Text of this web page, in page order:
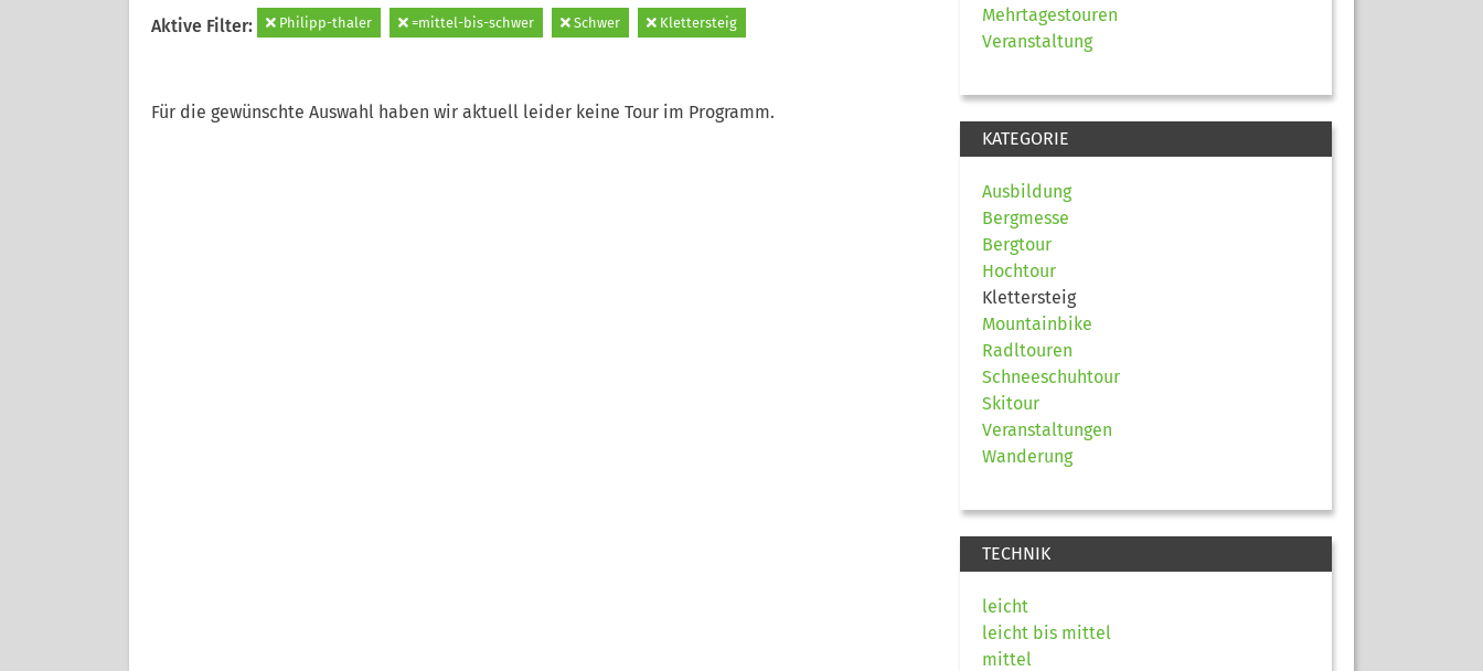
Aktive Filter: Philipp-thaler =mittel-bis-schwer Schwer Klettersteig
Für die gewünschte Auswahl haben wir aktuell leider keine Tour im Programm.
Mehrtagestouren
Veranstaltung
KATEGORIE
Ausbildung
Bergmesse
Bergtour
Hochtour
Klettersteig
Mountainbike
Radltouren
Schneeschuhtour
Skitour
Veranstaltungen
Wanderung
TECHNIK
leicht
leicht bis mittel
mittel